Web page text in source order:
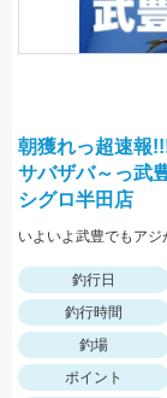
朝獲れっ超速報
サバザバ～っ武
シグロ半田店
いよいよ武豊でもア
釣行日
釣行時間
釣場
ポイント